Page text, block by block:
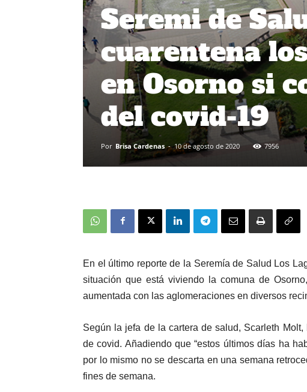
Seremi de
cuarentena
en Osorno si
del covid-19
Por Brisa Cardenas - 10 de agosto de 2020 7956
En el último reporte de la Seremía de Salud Los
situación que está viviendo la comuna de
aumentada con las aglomeraciones en diversos
Según la jefa de la cartera de salud, Scarleth
de covid. Añadiendo que “estos últimos días ha
por lo mismo no se descarta en una semana
fines de semana.